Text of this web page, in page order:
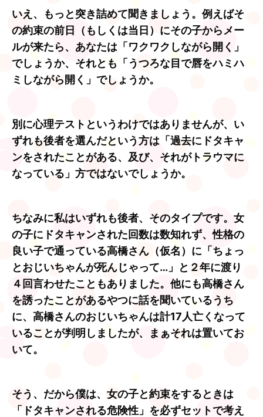
いえ、もっと突き詰めて聞きましょう。例えばそ
の約束の前日（もしくは当日）にその子からメー
ルが来たら、あなたは「ワクワクしながら開く」
でしょうか、それとも「うつろな目で唇をハミハ
ミしながら開く」でしょうか。
別に心理テストというわけではありませんが、い
ずれも後者を選んだという方は「過去にドタキャ
ンをされたことがある、及び、それがトラウマに
なっている」方ではないでしょうか。
ちなみに私はいずれも後者、そのタイプです。女
の子にドタキャンされた回数は数知れず、性格の
良い子で通っている高橋さん（仮名）に「ちょっ
とおじいちゃんが死んじゃって…」と２年に渡り
４回言わせたこともありました。他にも高橋さん
を誘ったことがあるやつに話を聞いているうち
に、高橋さんのおじいちゃんは計17人亡くなって
いることが判明しましたが、まぁそれは置いてお
いて。
そう、だから僕は、女の子と約束をするときは
「ドタキャンされる危険性」を必ずセットで考え